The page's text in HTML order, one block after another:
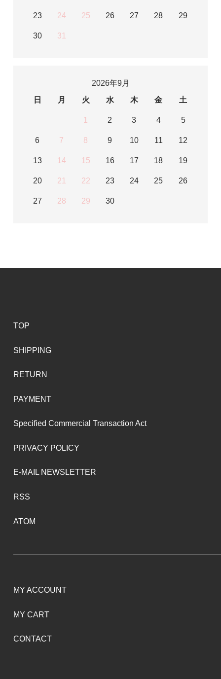
23 24 25 26 27 28 29
30 31
2026年9月
日
月 火 水 木 金 土
1 2 3 4 5
6 7 8 9 10 11 12
13 14 15 16 17 18 19
20 21 22 23 24 25 26
27 28 29 30
TOP
SHIPPING
RETURN
PAYMENT
Specified Commercial Transaction Act
PRIVACY POLICY
E-MAIL NEWSLETTER
RSS
ATOM
MY ACCOUNT
MY CART
CONTACT